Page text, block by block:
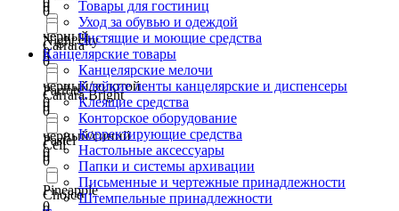
черный
0
черный/золотой
0
черный/синий
0
0
Night city
0
Parrots
0
Pastel
0
Pineapple
0
0
Carrara
0
Carrara.Bright
0
Cell
0
Choice
Товары для гостиниц
Уход за обувью и одеждой
Чистящие и моющие средства
Канцелярские товары
Канцелярские мелочи
Клейкие ленты канцелярские и диспенсеры
Клеящие средства
Конторское оборудование
Корректирующие средства
Настольные аксессуары
Папки и системы архивации
Письменные и чертежные принадлежности
Штемпельные принадлежности